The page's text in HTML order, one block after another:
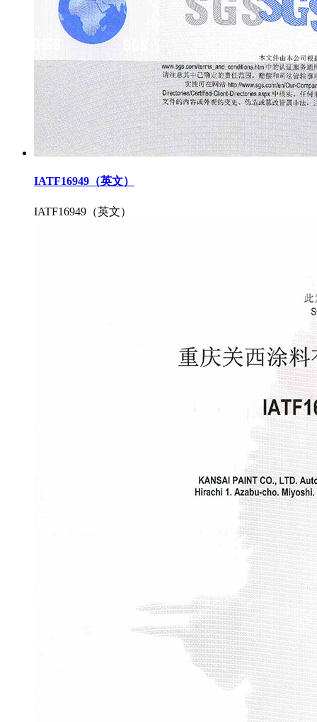
IATF16949（英文）
IATF16949（英文）